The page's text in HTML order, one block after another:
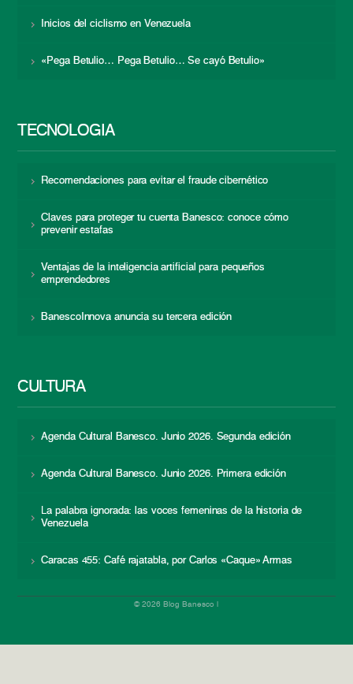
Inicios del ciclismo en Venezuela
«Pega Betulio… Pega Betulio… Se cayó Betulio»
TECNOLOGÍA
Recomendaciones para evitar el fraude cibernético
Claves para proteger tu cuenta Banesco: conoce cómo
prevenir estafas
Ventajas de la inteligencia artificial para pequeños
emprendedores
BanescoInnova anuncia su tercera edición
CULTURA
Agenda Cultural Banesco. Junio 2026. Segunda edición
Agenda Cultural Banesco. Junio 2026. Primera edición
La palabra ignorada: las voces femeninas de la historia de
Venezuela
Caracas 455: Café rajatabla, por Carlos «Caque» Armas
© 2026 Blog Banesco |